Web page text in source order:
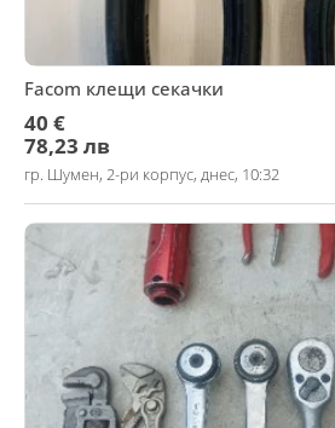
Facom клещи секачки
40 €
78,23 лв
гр. Шумен, 2-ри корпус, днес, 10:32